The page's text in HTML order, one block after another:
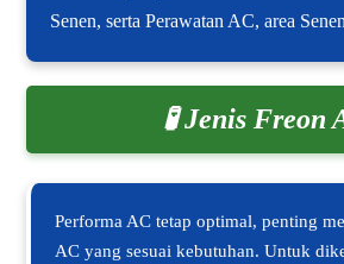
Senen, serta Perawatan AC, area
🧪 Jenis Freon
Performa AC tetap optimal, penting
AC yang sesuai kebutuhan. Untuk